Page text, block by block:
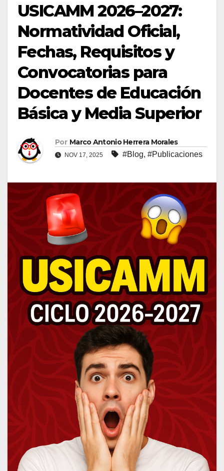
USICAMM 2026–2027:
Normatividad Oficial,
Fechas, Requisitos y
Convocatorias para
Docentes de Educación
Básica y Media Superior
Por Marco Antonio Herrera Morales
NOV 17, 2025 #Blog, #Publicaciones